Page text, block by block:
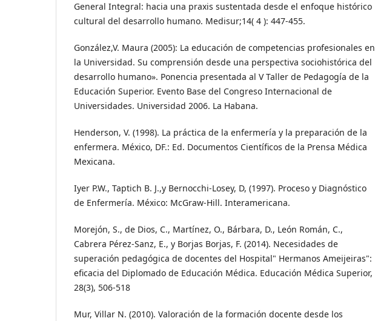
General Integral: hacia una praxis sustentada desde el enfoque histórico
cultural del desarrollo humano. Medisur;14( 4 ): 447-455.
González,V. Maura (2005): La educación de competencias profesionales en
la Universidad. Su comprensión desde una perspectiva sociohistórica del
desarrollo humano». Ponencia presentada al V Taller de Pedagogía de la
Educación Superior. Evento Base del Congreso Internacional de
Universidades. Universidad 2006. La Habana.
Henderson, V. (1998). La práctica de la enfermería y la preparación de la
enfermera. México, DF.: Ed. Documentos Científicos de la Prensa Médica
Mexicana.
Iyer P.W., Taptich B. J.,y Bernocchi-Losey, D, (1997). Proceso y Diagnóstico
de Enfermería. México: McGraw-Hill. Interamericana.
Morejón, S., de Dios, C., Martínez, O., Bárbara, D., León Román, C.,
Cabrera Pérez-Sanz, E., y Borjas Borjas, F. (2014). Necesidades de
superación pedagógica de docentes del Hospital" Hermanos Ameijeiras":
eficacia del Diplomado de Educación Médica. Educación Médica Superior,
28(3), 506-518
Mur, Villar N. (2010). Valoración de la formación docente desde los